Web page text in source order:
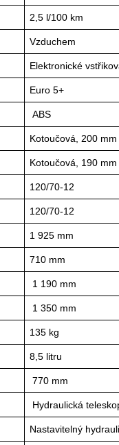
2,5 l/100 km
Vzduchem
Elektronické
Euro 5+
ABS
Kotoučová, 200 mm
Kotoučová, 190 mm
120/70-12
120/70-12
1 925 mm
710 mm
1 190 mm
1 350 mm
135 kg
8,5 litru
770 mm
Hydraulická
Nastavitelný